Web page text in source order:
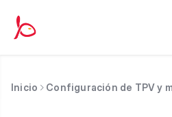
Inicio Configuración de TPV y